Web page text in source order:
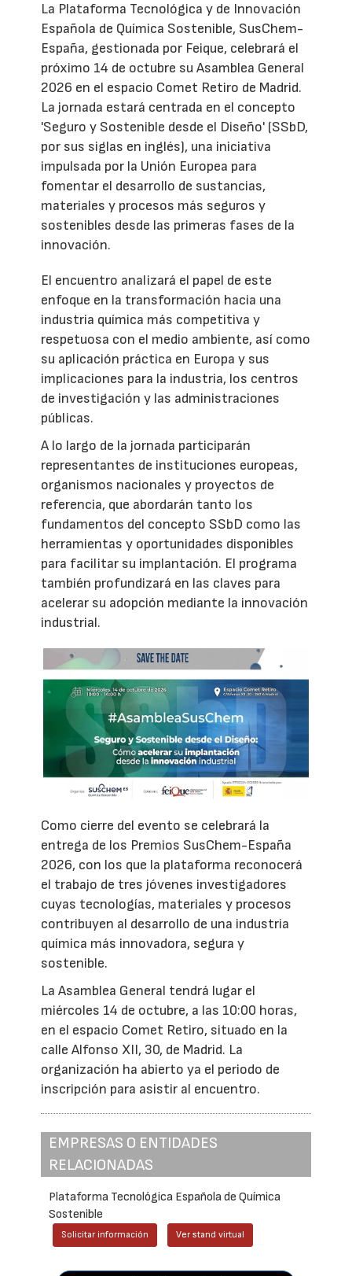
La Plataforma Tecnológica y de Innovación
Española de Química Sostenible, SusChem-
España, gestionada por Feique, celebrará el
próximo 14 de octubre su Asamblea General
2026 en el espacio Comet Retiro de Madrid.
La jornada estará centrada en el concepto
'Seguro y Sostenible desde el Diseño' (SSbD,
por sus siglas en inglés), una iniciativa
impulsada por la Unión Europea para
fomentar el desarrollo de sustancias,
materiales y procesos más seguros y
sostenibles desde las primeras fases de la
innovación.
El encuentro analizará el papel de este
enfoque en la transformación hacia una
industria química más competitiva y
respetuosa con el medio ambiente, así como
su aplicación práctica en Europa y sus
implicaciones para la industria, los centros
de investigación y las administraciones
públicas.
A lo largo de la jornada participarán
representantes de instituciones europeas,
organismos nacionales y proyectos de
referencia, que abordarán tanto los
fundamentos del concepto SSbD como las
herramientas y oportunidades disponibles
para facilitar su implantación. El programa
también profundizará en las claves para
acelerar su adopción mediante la innovación
industrial.
Como cierre del evento se celebrará la
entrega de los Premios SusChem-España
2026, con los que la plataforma reconocerá
el trabajo de tres jóvenes investigadores
cuyas tecnologías, materiales y procesos
contribuyen al desarrollo de una industria
química más innovadora, segura y
sostenible.
La Asamblea General tendrá lugar el
miércoles 14 de octubre, a las 10:00 horas,
en el espacio Comet Retiro, situado en la
calle Alfonso XII, 30, de Madrid. La
organización ha abierto ya el periodo de
inscripción para asistir al encuentro.
EMPRESAS O ENTIDADES
RELACIONADAS
Plataforma Tecnológica Española de Química
Sostenible
Solicitar información Ver stand virtual